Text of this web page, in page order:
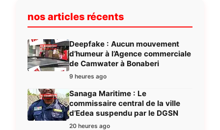
nos articles récents
Deepfake : Aucun mouvement
d’humeur à l’Agence commerciale
de Camwater à Bonaberi
9 heures ago
Sanaga Maritime : Le
commissaire central de la ville
d’Edea suspendu par le DGSN
20 heures ago